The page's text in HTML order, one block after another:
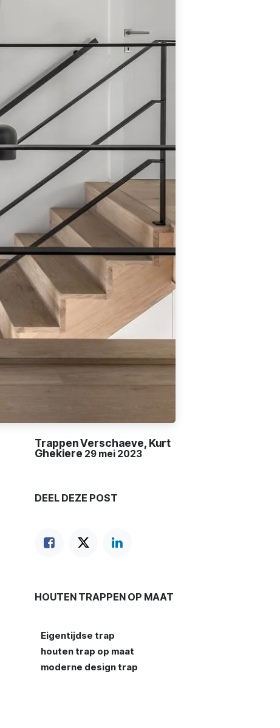
Trappen Verschaeve, Kurt
Ghekiere 29 mei 2023
DEEL DEZE POST
HOUTEN TRAPPEN OP MAAT
Eigentijdse trap
houten trap op maat
moderne design trap